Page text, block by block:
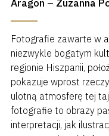
Aragon – Zuzanna
Fotografie zawarte w
niezwykle bogatym
regionie Hiszpanii,
pokazuje wprost
ulotną atmosferę tej
fotografie to obrazy
interpretacji, jak